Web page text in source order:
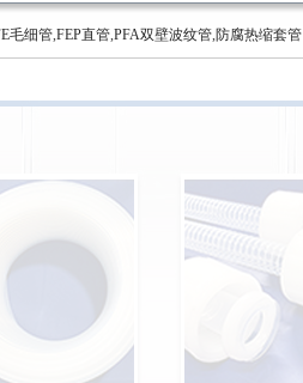
毛细管,FEP直管,PFA双壁波纹管,防腐热缩套管